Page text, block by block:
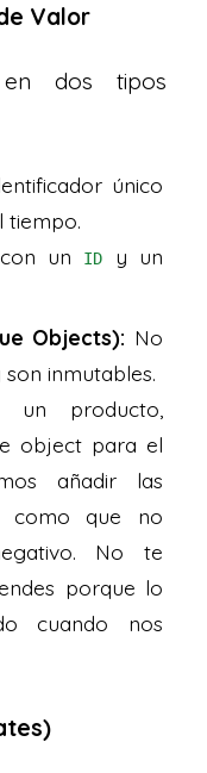
Valor
dos tipos
único
tiempo.
un ID
y un
Objects): No
inmutables.
un producto,
object para el
añadir las
como que no
No te
porque lo
cuando nos